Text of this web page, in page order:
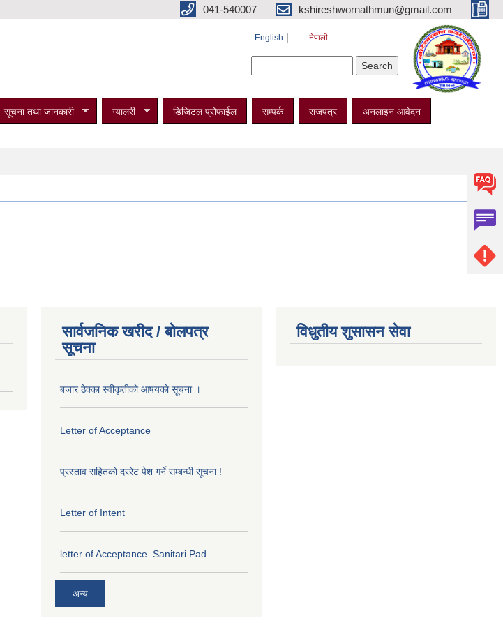
041-540007 kshireshwornathmun@gmail.com
English नेपाली
सूचना तथा जानकारी ग्यालरी डिजिटल प्रोफाईल सम्पर्क राजपत्र अनलाइन आवेदन
सार्वजनिक खरीद / बोलपत्र
सूचना
बजार ठेक्का स्वीकृतीकाे आषयकाे सूचना ।
Letter of Acceptance
प्रस्ताव सहितकाे दररेट पेश गर्ने सम्बन्धी सूचना !
Letter of Intent
letter of Acceptance_Sanitari Pad
अन्य
विधुतीय शुसासन सेवा